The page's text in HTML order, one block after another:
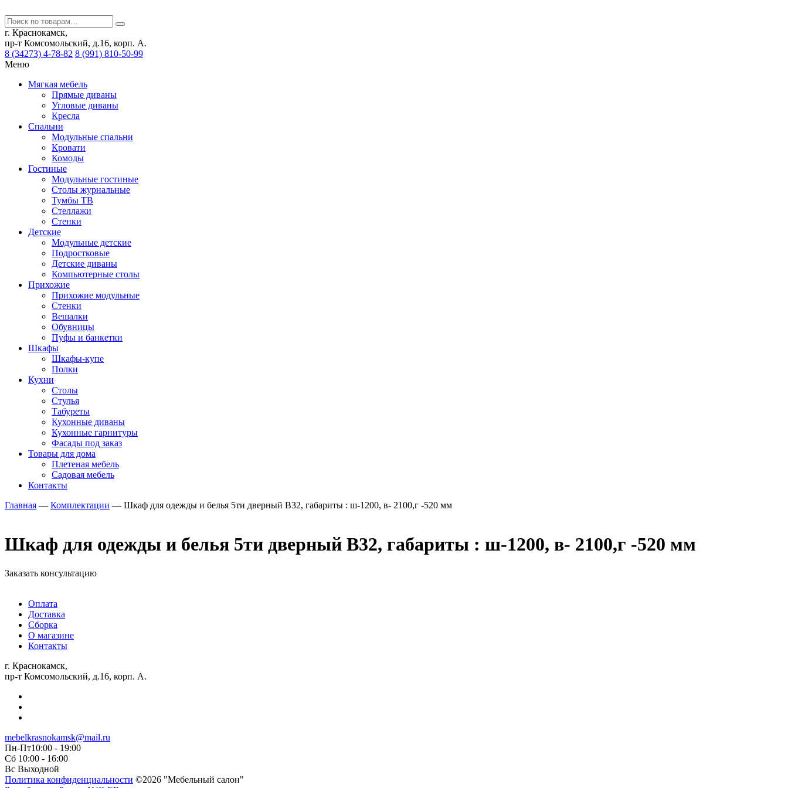
г. Краснокамск,
пр-т Комсомольский, д.16, корп. А.
8 (34273) 4-78-82 8 (991) 810-50-99
Меню
Мягкая мебель
Прямые диваны
Угловые диваны
Кресла
Спальни
Модульные спальни
Кровати
Комоды
Гостиные
Модульные гостиные
Столы журнальные
Тумбы ТВ
Стеллажи
Стенки
Детские
Модульные детские
Подростковые
Детские диваны
Компьютерные столы
Прихожие
Прихожие модульные
Стенки
Вешалки
Обувницы
Пуфы и банкетки
Шкафы
Шкафы-купе
Полки
Кухни
Столы
Стулья
Табуреты
Кухонные диваны
Кухонные гарнитуры
Фасады под заказ
Товары для дома
Плетеная мебель
Садовая мебель
Контакты
Главная — Комплектации — Шкаф для одежды и белья 5ти дверный В32, габариты : ш-1200, в- 2100,г -520 мм
Шкаф для одежды и белья 5ти дверный В32, габариты : ш-1200, в- 2100,г -520 мм
Заказать консультацию
Оплата
Доставка
Сборка
О магазине
Контакты
г. Краснокамск,
пр-т Комсомольский, д.16, корп. А.
mebelkrasnokamsk@mail.ru
Пн-Пт10:00 - 19:00
Сб 10:00 - 16:00
Вс Выходной
Политика конфиденциальности ©2026 "Мебельный салон"